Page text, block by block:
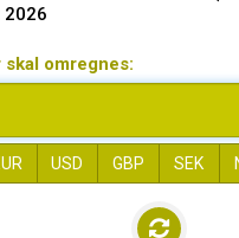
2026
skal omregnes:
USD GBP SEK